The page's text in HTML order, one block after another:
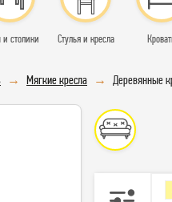
и столики Стулья и кресла
Мягкие кресла Деревянные